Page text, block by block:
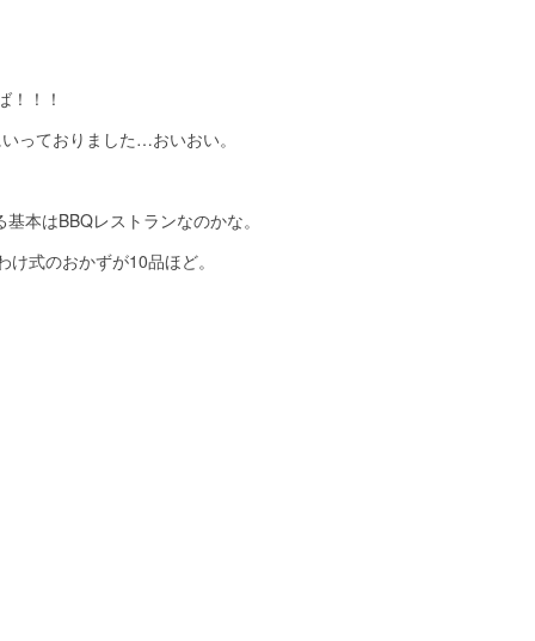
！！！
っておりました…おいおい。
本はBBQレストランなのかな。
式のおかずが10品ほど。